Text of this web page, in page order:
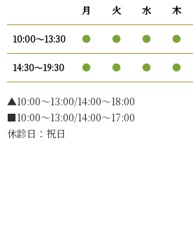
月 火 水 木
10:00〜13:30 ● ● ● ●
14:30〜19:30 ● ● ● ●
▲10:00〜13:00/14:00～18:00
■10:00～13:00/14:00～17:00
休診日：祝日